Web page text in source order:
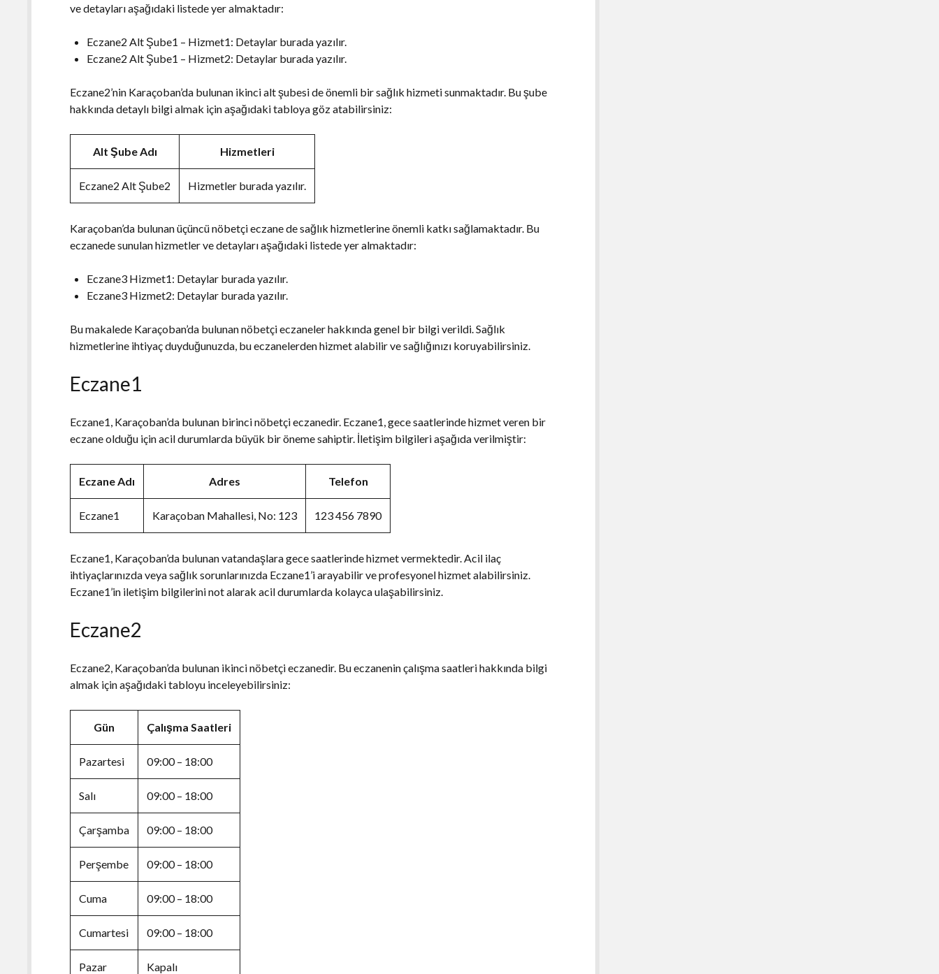
ve detayları aşağıdaki listede yer almaktadır:
Eczane2 Alt Şube1 – Hizmet1: Detaylar burada yazılır.
Eczane2 Alt Şube1 – Hizmet2: Detaylar burada yazılır.
Eczane2’nin Karaçoban’da bulunan ikinci alt şubesi de önemli bir sağlık hizmeti sunmaktadır. Bu şube
hakkında detaylı bilgi almak için aşağıdaki tabloya göz atabilirsiniz:
Alt Şube Adı Hizmetleri
Eczane2 Alt Şube2 Hizmetler burada yazılır.
Karaçoban’da bulunan üçüncü nöbetçi eczane de sağlık hizmetlerine önemli katkı sağlamaktadır. Bu
eczanede sunulan hizmetler ve detayları aşağıdaki listede yer almaktadır:
Eczane3 Hizmet1: Detaylar burada yazılır.
Eczane3 Hizmet2: Detaylar burada yazılır.
Bu makalede Karaçoban’da bulunan nöbetçi eczaneler hakkında genel bir bilgi verildi. Sağlık
hizmetlerine ihtiyaç duyduğunuzda, bu eczanelerden hizmet alabilir ve sağlığınızı koruyabilirsiniz.
Eczane1
Eczane1, Karaçoban’da bulunan birinci nöbetçi eczanedir. Eczane1, gece saatlerinde hizmet veren bir
eczane olduğu için acil durumlarda büyük bir öneme sahiptir. İletişim bilgileri aşağıda verilmiştir:
Eczane Adı Adres Telefon
Eczane1 Karaçoban Mahallesi, No: 123 123 456 7890
Eczane1, Karaçoban’da bulunan vatandaşlara gece saatlerinde hizmet vermektedir. Acil ilaç
ihtiyaçlarınızda veya sağlık sorunlarınızda Eczane1’i arayabilir ve profesyonel hizmet alabilirsiniz.
Eczane1’in iletişim bilgilerini not alarak acil durumlarda kolayca ulaşabilirsiniz.
Eczane2
Eczane2, Karaçoban’da bulunan ikinci nöbetçi eczanedir. Bu eczanenin çalışma saatleri hakkında bilgi
almak için aşağıdaki tabloyu inceleyebilirsiniz:
Gün Çalışma Saatleri
Pazartesi 09:00 – 18:00
Salı 09:00 – 18:00
Çarşamba 09:00 – 18:00
Perşembe 09:00 – 18:00
Cuma 09:00 – 18:00
Cumartesi 09:00 – 18:00
Pazar Kapalı